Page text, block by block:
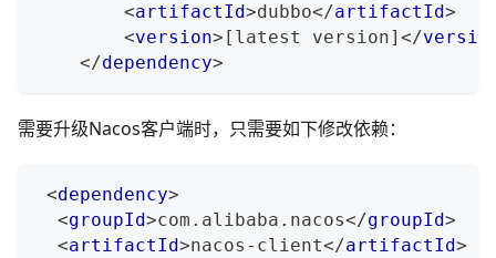
<artifactId>dubbo</artifactId>
<version> [latest version] </
</dependency>
需要升级Nacos客户端时，只需要如下修改依赖：
<dependency>
<groupId>com.alibaba.nacos</groupId>
<artifactId>nacos-client</artifactId>